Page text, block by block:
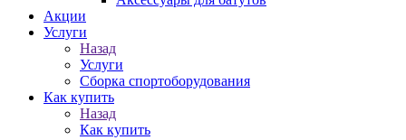
Акции
Услуги
Назад
Услуги
Сборка спортоборудования
Как купить
Назад
Как купить